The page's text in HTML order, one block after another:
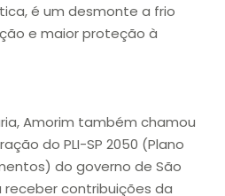
é um desmonte a frio
e maior proteção à
Amorim também chamou
do PLI-SP 2050 (Plano
do governo de São
receber contribuições da